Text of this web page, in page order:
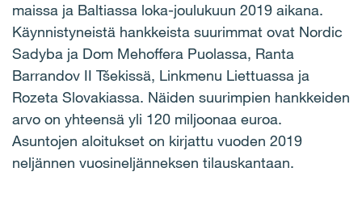
maissa ja Baltiassa loka-joulukuun 2019 aikana.
Käynnistyneistä hankkeista suurimmat ovat Nordic
Sadyba ja Dom Mehoffera Puolassa, Ranta
Barrandov II Tšekissä, Linkmenu Liettuassa ja
Rozeta Slovakiassa. Näiden suurimpien hankkeiden
arvo on yhteensä yli 120 miljoonaa euroa.
Asuntojen aloitukset on kirjattu vuoden 2019
neljännen vuosineljänneksen tilauskantaan.